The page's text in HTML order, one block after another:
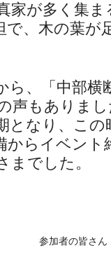
家が多く集ま
、木の葉が
ら、「中部横
声もありま
となり、こ
からイベント
までした。
参加者の皆さん